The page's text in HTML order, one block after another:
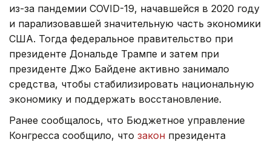
из-за пандемии COVID-19, начавшейся в 2020 году
и парализовавшей значительную часть экономики
США. Тогда федеральное правительство при
президенте Дональде Трампе и затем при
президенте Джо Байдене активно занимало
средства, чтобы стабилизировать национальную
экономику и поддержать восстановление.
Ранее сообщалось, что Бюджетное управление
Конгресса сообщило, что закон президента